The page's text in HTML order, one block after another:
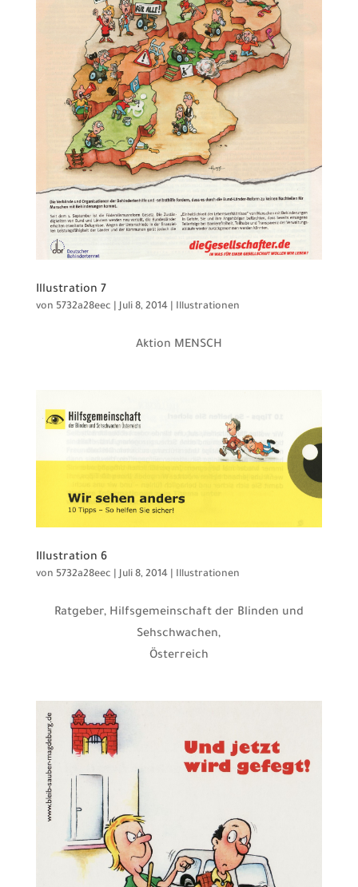
Illustration 7
von 5732a28eec |Juli 8, 2014| Illustrationen
Aktion MENSCH
Illustration 6
von 5732a28eec |Juli 8, 2014| Illustrationen
Ratgeber, Hilfsgemeinschaft der Blinden und
Sehschwachen,
Österreich